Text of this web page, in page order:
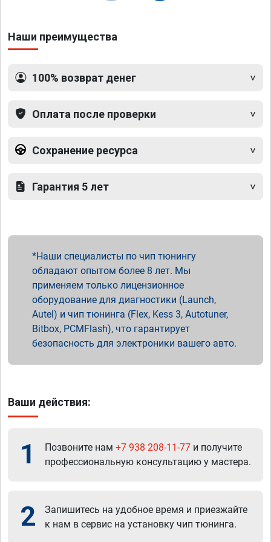
Наши преимущества
100% возврат денег
Оплата после проверки
Сохранение ресурса
Гарантия 5 лет
Наши специалисты по чип тюнингу
обладают опытом более 8 лет. Мы
применяем только лицензионное
оборудование для диагностики (Launch,
Autel) и чип тюнинга (Flex, Kess 3, Autotuner,
Bitbox, PCMFlash), что гарантирует
безопасность для электроники вашего авто.
Ваши действия:
1 Позвоните нам +7 938 208-11-77 и получите
профессиональную консультацию у мастера.
2
Запишитесь на удобное время и приезжайте
к нам в сервис на установку чип тюнинга.